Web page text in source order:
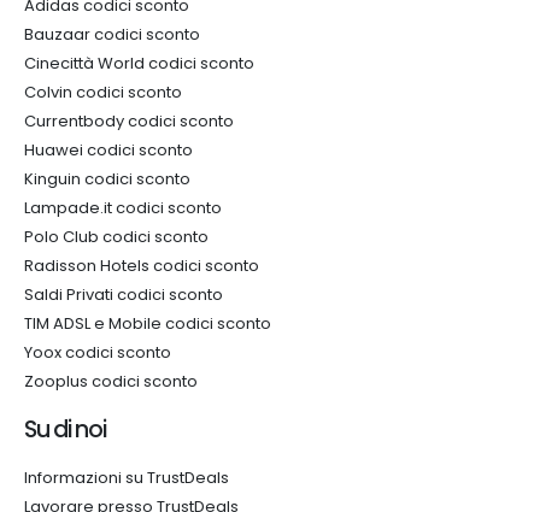
Adidas codici sconto
Bauzaar codici sconto
Cinecittà World codici sconto
Colvin codici sconto
Currentbody codici sconto
Huawei codici sconto
Kinguin codici sconto
Lampade.it codici sconto
Polo Club codici sconto
Radisson Hotels codici sconto
Saldi Privati codici sconto
TIM ADSL e Mobile codici sconto
Yoox codici sconto
Zooplus codici sconto
Su di noi
Informazioni su TrustDeals
Lavorare presso TrustDeals